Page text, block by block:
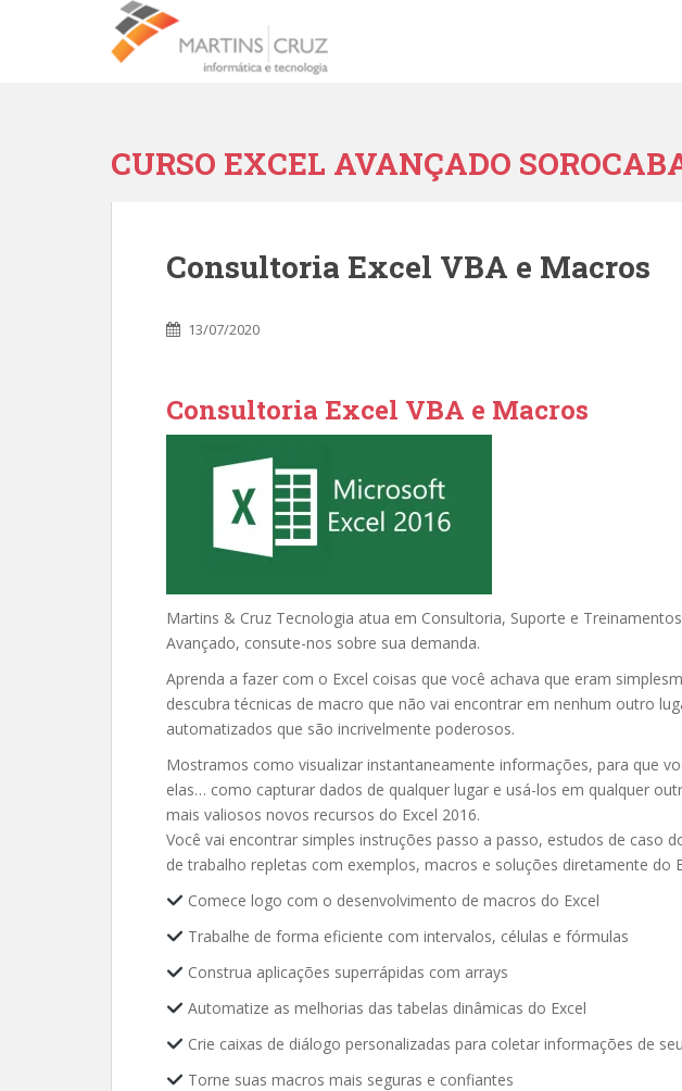
CURSO EXCEL AVANÇADO
Consultoria Excel VBA e Macros
13/07/2020
Consultoria Excel VBA e Macros
Martins & Cruz Tecnologia atua em Consultoria, Suporte e
Avançado, consute-nos sobre sua demanda.
Aprenda a fazer com o Excel coisas que você achava que eram
descubra técnicas de macro que não vai encontrar em nenhum outro
automatizados que são incrivelmente poderosos.
Mostramos como visualizar instantaneamente informações, para que
elas… como capturar dados de qualquer lugar e usá-los em qualquer
mais valiosos novos recursos do Excel 2016.
Você vai encontrar simples instruções passo a passo, estudos de caso
de trabalho repletas com exemplos, macros e soluções diretamente do
Comece logo com o desenvolvimento de macros do Excel
Trabalhe de forma eficiente com intervalos, células e fórmulas
Construa aplicações superrápidas com arrays
Automatize as melhorias das tabelas dinâmicas do Excel
Crie caixas de diálogo personalizadas para coletar informações de
Torne suas macros mais seguras e confiantes